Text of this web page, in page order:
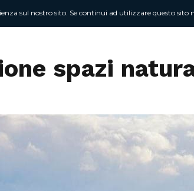
spazi
sul nostro sito. Se continui ad utilizzare questo